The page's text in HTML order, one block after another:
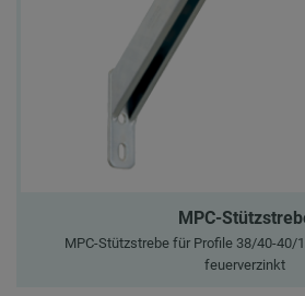
MPC-
MPC-Stützstrebe für Profile 38/40-40/
feuerverzinkt